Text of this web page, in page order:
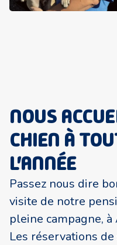
NOUS
CHIEN À
L'ANNÉE
Passez nous dire
visite de notre
pleine campagne,
Les réservations